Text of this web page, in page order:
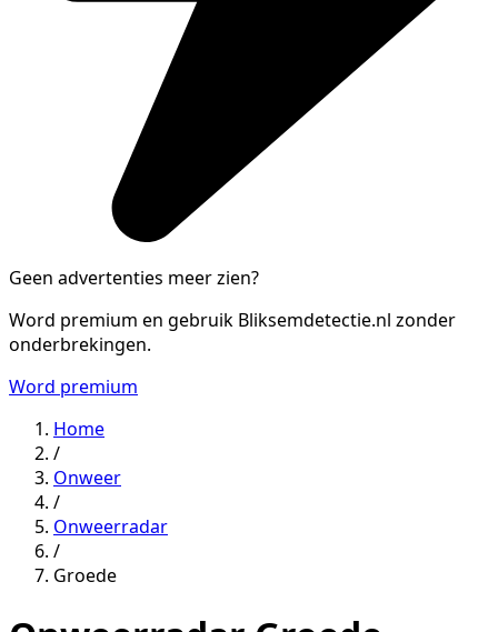
Geen advertenties meer zien?
Word premium en gebruik Bliksemdetectie.nl zonder
onderbrekingen.
Word premium
Home
/
Onweer
/
Onweerradar
/
Groede